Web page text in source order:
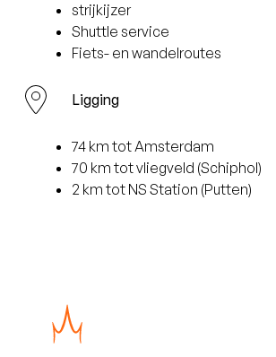
strijkijzer
Shuttle service
Fiets- en wandelroutes
Ligging
74 km tot Amsterdam
70 km tot vliegveld (Schiphol)
2 km tot NS Station (Putten)